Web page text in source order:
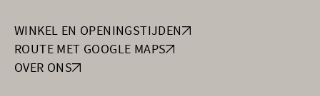
WINKEL EN OPENINGSTIJDEN
ROUTE MET GOOGLE MAPS
OVER ONS